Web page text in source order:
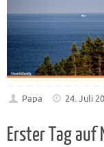
Papa 24. Juli
Erster Tag auf